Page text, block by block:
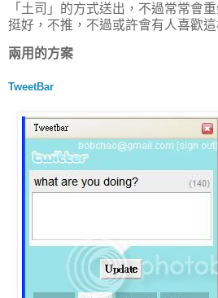
「土司」的方式送出，不過常常會
挺好，不推，不過或許會有人喜歡
兩用的方案
TweetBar